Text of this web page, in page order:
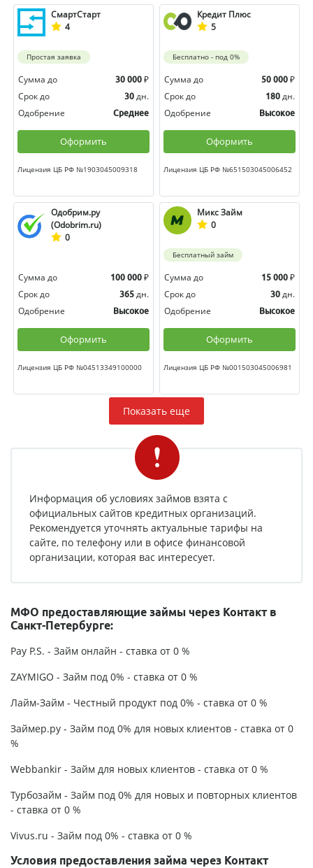
СмартСтарт
4
Простая заявка
Сумма до 30 000 ₽
Срок до
30 дн.
Одобрение
Среднее
Оформить
Лицензия ЦБ РФ №1903045009318
Кредит Плюс
5
Бесплатно - под 0%
Сумма до 50 000 ₽
Срок до
180 дн.
Одобрение
Высокое
Оформить
Лицензия ЦБ РФ №651503045006452
Одобрим.ру
(Odobrim.ru)
0
Сумма до 100 000 ₽
Срок до
365 дн.
Одобрение
Высокое
Оформить
Лицензия ЦБ РФ №04513349100000
Микс Займ
0
Бесплатный займ
Сумма до 15 000 ₽
Срок до
30 дн.
Одобрение
Высокое
Оформить
Лицензия ЦБ РФ №001503045006981
Показать еще
Информация об условиях займов взята с
официальных сайтов кредитных организаций.
Рекомендуется уточнять актуальные тарифы на
сайте, по телефону или в офисе финансовой
организации, которая вас интересует.
МФО предоставляющие займы через Контакт в
Санкт-Петербурге:
Pay P.S. - Займ онлайн - ставка от 0 %
ZAYMIGO - Займ под 0% - ставка от 0 %
Лайм-Займ - Честный продукт под 0% - ставка от 0 %
Займер.ру - Займ под 0% для новых клиентов - ставка от 0
%
Webbankir - Займ для новых клиентов - ставка от 0 %
Турбозайм - Займ под 0% для новых и повторных клиентов
- ставка от 0 %
Vivus.ru - Займ под 0% - ставка от 0 %
Условия предоставления займа через Контакт